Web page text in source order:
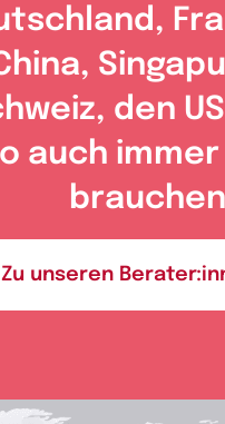
den
auch immer
Zu unseren